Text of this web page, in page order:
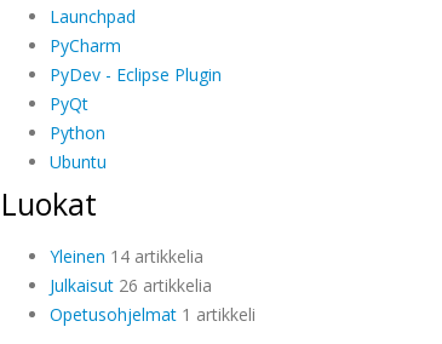
Launchpad
PyCharm
PyDev - Eclipse Plugin
PyQt
Python
Ubuntu
Luokat
Yleinen 14 artikkelia
Julkaisut26 artikkelia
Opetusohjelmat1 artikkeli